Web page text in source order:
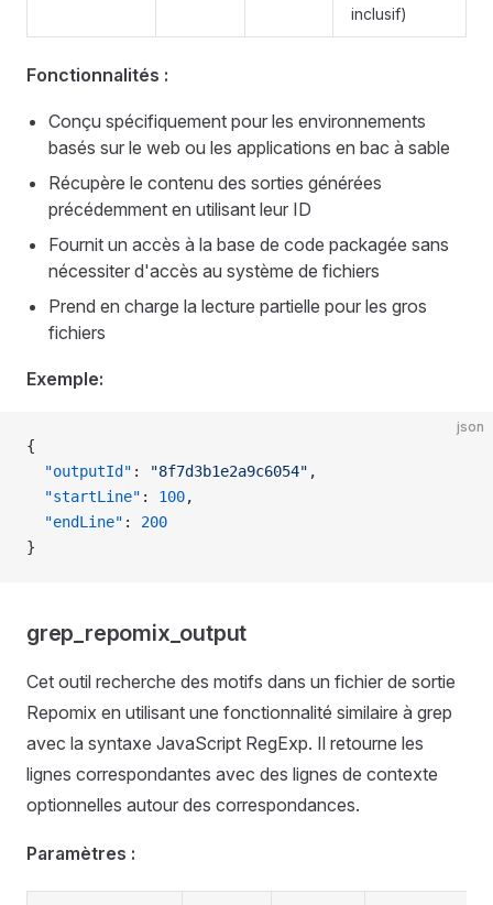
inclusif)
Fonctionnalités :
Conçu spécifiquement pour les environnements
basés sur le web ou les applications en bac à sable
Récupère le contenu des sorties générées
précédemment en utilisant leur ID
Fournit un accès à la base de code packagée sans
nécessiter d'accès au système de fichiers
Prend en charge la lecture partielle pour les gros
fichiers
Exemple:
json
{
  "outputId"
: "8f7d3b1e2a9c6054" ,
  "startLine"
: 100,
  "endLine"
: 200
}
grep_repomix_output
Cet outil recherche des motifs dans un fichier de sortie
Repomix en utilisant une fonctionnalité similaire à grep
avec la syntaxe JavaScript RegExp. Il retourne les
lignes correspondantes avec des lignes de contexte
optionnelles autour des correspondances.
Paramètres :